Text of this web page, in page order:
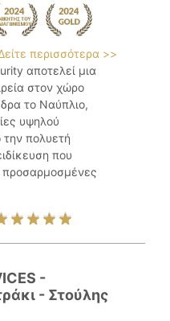
περισσότερα >>
αποτελεί μια
στον χώρο
το Ναύπλιο,
υψηλού
πολυετή
που
προσαρμοσμένες
-
- Στούλης